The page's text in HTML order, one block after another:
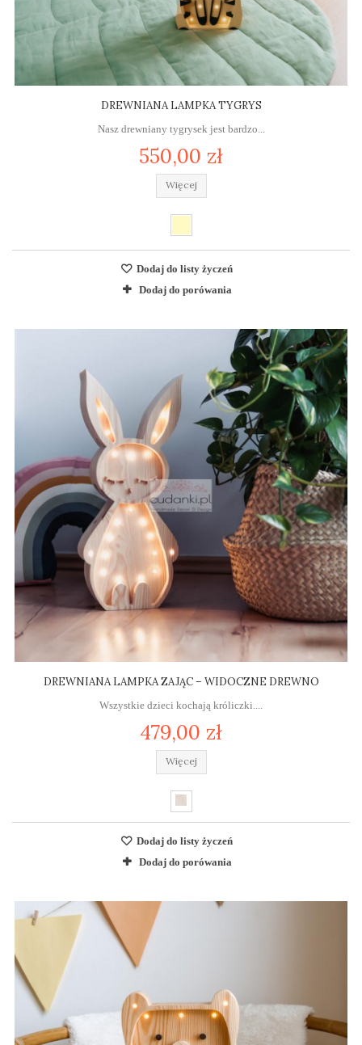
DREWNIANA LAMPKA TYGRYS
Nasz drewniany tygrysek jest bardzo...
550,00 zł
Więcej
Dodaj do listy życzeń
Dodaj do porówania
DREWNIANA LAMPKA ZAJĄC – WIDOCZNE DREWNO
Wszystkie dzieci kochają króliczki....
479,00 zł
Więcej
Dodaj do listy życzeń
Dodaj do porówania